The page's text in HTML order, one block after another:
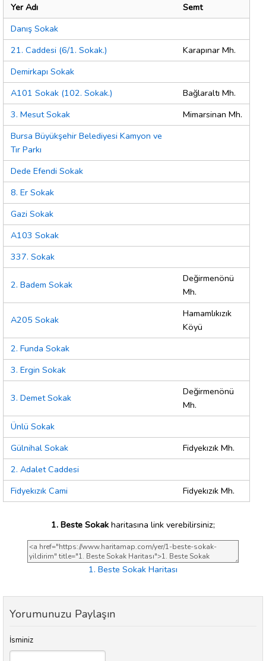
Yer Adı
Semt
Danış Sokak
21. Caddesi (6/1. Sokak.)
Karapınar Mh.
Demirkapı Sokak
A101 Sokak (102. Sokak.)
Bağlaraltı Mh.
3. Mesut Sokak
Mimarsinan Mh.
Bursa Büyükşehir Belediyesi Kamyon ve
Tır Parkı
Dede Efendi Sokak
8. Er Sokak
Gazi Sokak
A103 Sokak
337. Sokak
2. Badem Sokak
Değirmenönü
Mh.
A205 Sokak
Hamamlıkızık
Köyü
2. Funda Sokak
3. Ergin Sokak
3. Demet Sokak
Değirmenönü
Mh.
Ünlü Sokak
Gülnihal Sokak
Fidyekızık Mh.
2. Adalet Caddesi
Fidyekızık Cami
Fidyekızık Mh.
1. Beste Sokak haritasına link verebilirsiniz;
1. Beste Sokak Haritası
Yorumunuzu Paylaşın
İsminiz